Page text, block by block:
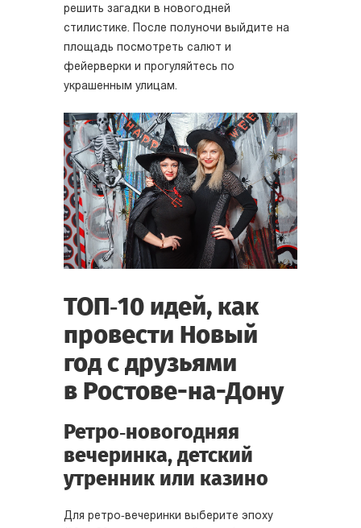
решить загадки в новогодней
стилистике. После полуночи выйдите на
площадь посмотреть салют и
фейерверки и прогуляйтесь по
украшенным улицам.
ТОП‑10 идей, как
провести Новый
год с друзьями
в Ростове-на-Дону
Ретро‑новогодняя
вечеринка, детский
утренник или казино
Для ретро‑вечеринки выберите эпоху